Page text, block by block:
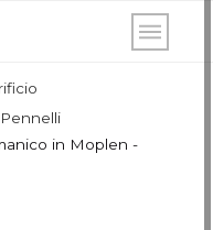
Pennelli
in Moplen -